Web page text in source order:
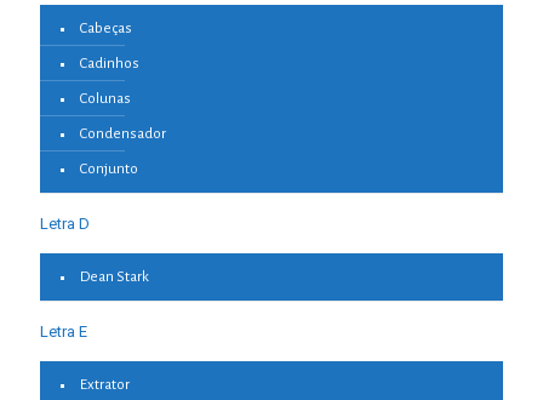
Cabeças
Cadinhos
Colunas
Condensador
Conjunto
Letra D
Dean Stark
Letra E
Extrator